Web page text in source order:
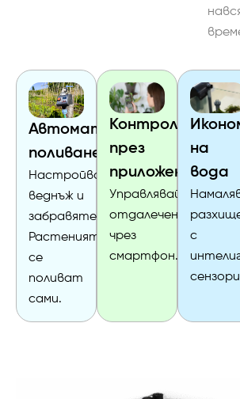
Автоматично
поливане
Настройвате
веднъж и
забравяте.
Растенията
се
поливат
сами.
Контрол
през
приложение
Управлявайте
отдалечено
чрез
смартфон.
на
вода
с